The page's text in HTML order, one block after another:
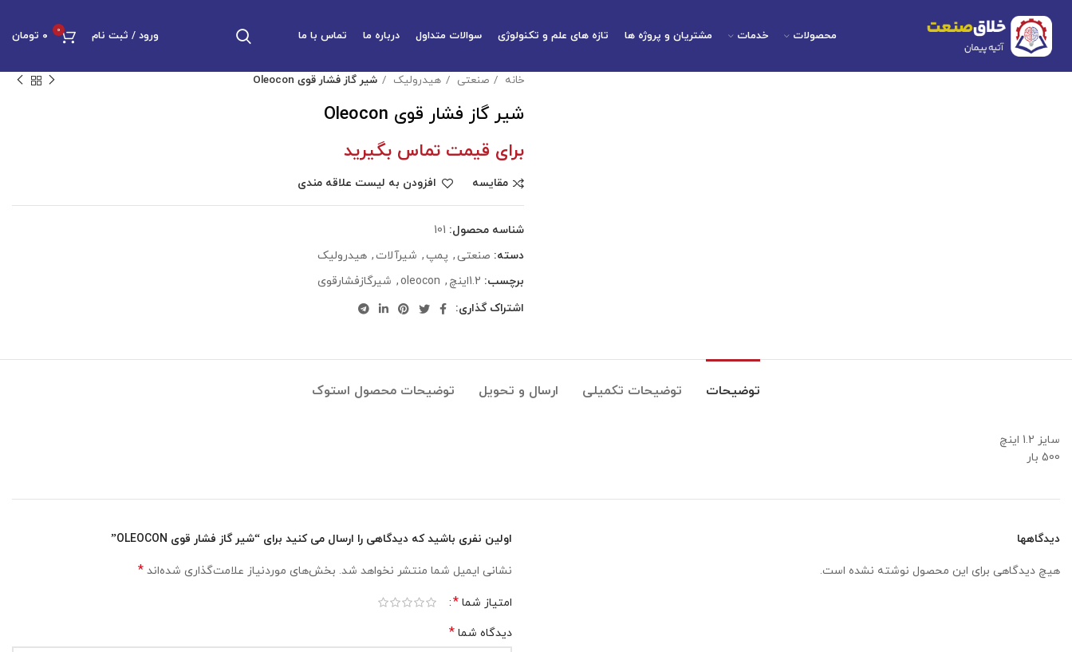
محصولات خدمات مشتریان و پروژه ها تازه های علم و تکنولوژی سوالات متداول درباره ما تماس با ما ورود / ثبت نام 0 ۰ تومان
خانه صنعتی هیدرولیک شیر گاز فشار قوی Oleocon
شیر گاز فشار قوی Oleocon
برای قیمت تماس بگیرید
مقایسه افزودن به لیست علاقه مندی
شناسه محصول: 101
دسته: صنعتی, پمپ, شیرآلات, هیدرولیک
برچسب: 1.2اینچ ,
oleocon
, شیرگازفشارقوی
اشتراک گذاری:
توضیحات توضیحات تکمیلی ارسال و تحویل توضیحات محصول استوک
سایز 1.2 اینچ
500 بار
دیدگاهها
هیچ دیدگاهی برای این محصول نوشته نشده است.
اولین نفری باشید که دیدگاهی را ارسال می کنید برای “شیر گاز فشار قوی OLEOCON”
نشانی ایمیل شما منتشر نخواهد شد. بخش‌های موردنیاز علامت‌گذاری شده‌اند *
امتیاز شما *
دیدگاه شما *